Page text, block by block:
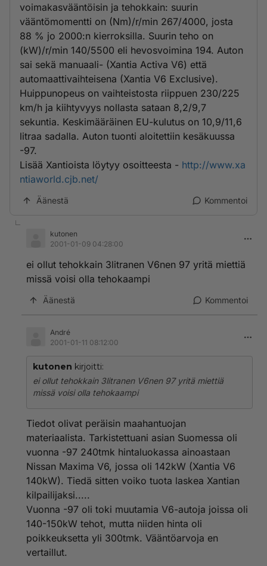
voimakasvääntöisin ja tehokkain: suurin
vääntömomentti on (Nm)/r/min 267/4000, josta
88 % jo 2000:n kierroksilla. Suurin teho on
(kW)/r/min 140/5500 eli hevosvoimina 194. Auton
sai sekä manuaali- (Xantia Activa V6) että
automaattivaihteisena (Xantia V6 Exclusive).
Huippunopeus on vaihteistosta riippuen 230/225
km/h ja kiihtyvyys nollasta sataan 8,2/9,7
sekuntia. Keskimääräinen EU-kulutus on 10,9/11,6
litraa sadalla. Auton tuonti aloitettiin kesäkuussa
-97.
Lisää Xantioista löytyy osoitteesta - http://www.xa
ntiaworld.cjb.net/
Äänestä Kommentoi
kutonen
2001-01-09 04:28:00
ei ollut tehokkain 3litranen V6nen 97 yritä miettiä
missä voisi olla tehokaampi
Äänestä Kommentoi
André
2001-01-11 08:12:00
kutonen kirjoitti:
ei ollut tehokkain 3litranen V6nen 97 yritä miettiä
missä voisi olla tehokaampi
Tiedot olivat peräisin maahantuojan
materiaalista. Tarkistettuani asian Suomessa oli
vuonna -97 240tmk hintaluokassa ainoastaan
Nissan Maxima V6, jossa oli 142kW (Xantia V6
140kW). Tiedä sitten voiko tuota laskea Xantian
kilpailijaksi.....
Vuonna -97 oli toki muutamia V6-autoja joissa oli
140-150kW tehot, mutta niiden hinta oli
poikkeuksetta yli 300tmk. Vääntöarvoja en
vertaillut.